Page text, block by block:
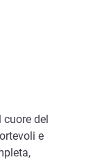
cuore del
e